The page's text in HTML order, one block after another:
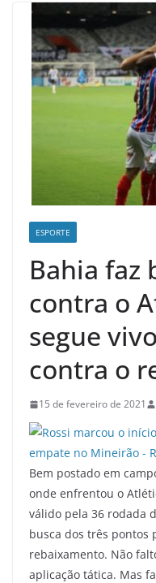
ESPORTE
Bahia faz
contra o
segue
contra o
15 de fevereiro de 2021
Bem postado em
onde enfrentou o
válido pela 36 rodada
busca dos três pontos
rebaixamento. Não
aplicação tática. Mas